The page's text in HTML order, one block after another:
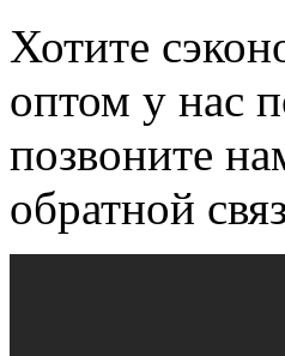
Хотите
оптом у нас
позвоните
обратной